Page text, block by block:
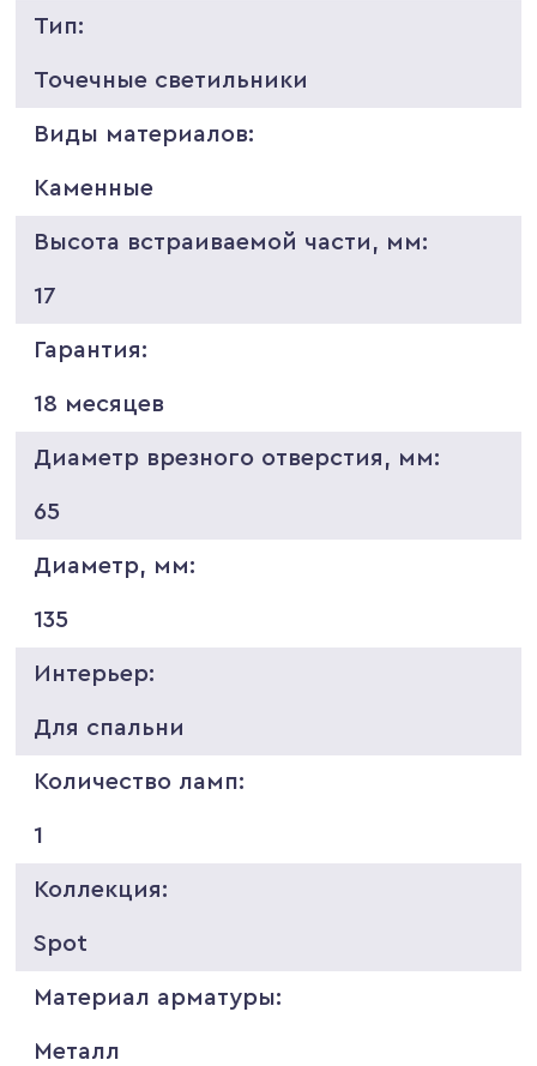
Тип:
Точечные светильники
Виды материалов:
Каменные
Высота встраиваемой части, мм:
17
Гарантия:
18 месяцев
Диаметр врезного отверстия, мм:
65
Диаметр, мм:
135
Интерьер:
Для спальни
Количество ламп:
1
Коллекция:
Spot
Материал арматуры:
Металл